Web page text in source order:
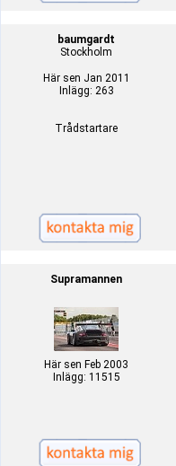
baumgardt
Stockholm
Här sen Jan 2011
Inlägg: 263
Trådstartare
Supramannen
Här sen Feb 2003
Inlägg: 11515